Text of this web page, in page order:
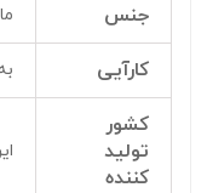
جنس
کارآیی
کشور
تولید
کننده